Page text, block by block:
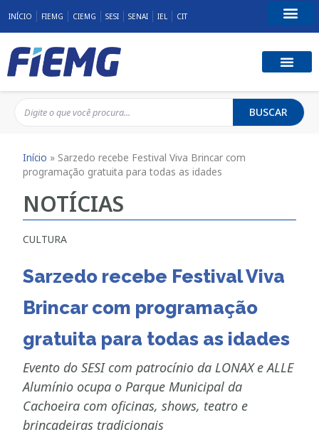
INÍCIO FIEMG CIEMG SESI SENAI IEL CIT
BUSCAR
Início » Sarzedo recebe Festival Viva Brincar com
programação gratuita para todas as idades
NOTÍCIAS
CULTURA
Sarzedo recebe Festival Viva
Brincar com programação
gratuita para todas as idades
Evento do SESI com patrocínio da LONAX e ALLE
Alumínio ocupa o Parque Municipal da
Cachoeira com oficinas, shows, teatro e
brincadeiras tradicionais